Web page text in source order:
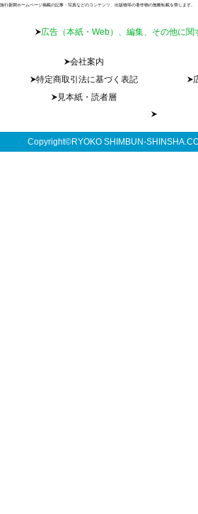
旅行新聞ホームページ掲載の記事・写真などのコンテンツ、出版物等の著作物の無断転載を禁じます。
広告（本紙・Web）、編集、その他に関
会社案内
特定商取引法に基づく表記
見本紙・読者層
Copyright©RYOKO SHIMBUN-